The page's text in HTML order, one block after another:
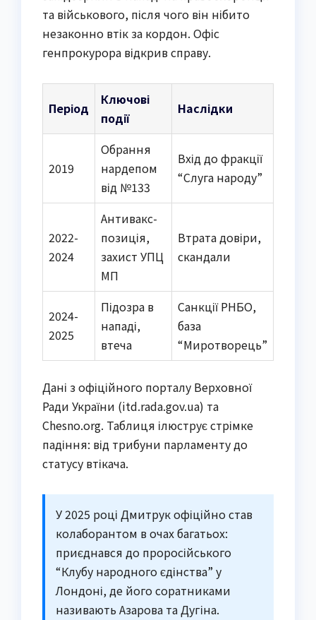
та військового, після чого він нібито
незаконно втік за кордон. Офіс
генпрокурора відкрив справу.
Період
Ключові
події
Наслідки
2019
Обрання
нардепом
від №133
Вхід до фракції
“Слуга народу”
2022-
2024
Антивакс-
позиція,
захист УПЦ
МП
Втрата довіри,
скандали
2024-
2025
Підозра в
нападі,
втеча
Санкції РНБО,
база
“Миротворець”
Дані з офіційного порталу Верховної
Ради України (itd.rada.gov.ua) та
Chesno.org. Таблиця ілюструє стрімке
падіння: від трибуни парламенту до
статусу втікача.
У 2025 році Дмитрук офіційно став
колаборантом в очах багатьох:
приєднався до проросійського
“Клубу народного єдінства” у
Лондоні, де його соратниками
називають Азарова та Дугіна.